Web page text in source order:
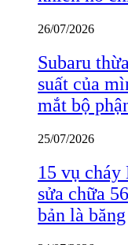
26/07/2026
Subaru
suất của
mắt bộ
25/07/2026
15 vụ cháy
sửa chữa
bản là băng